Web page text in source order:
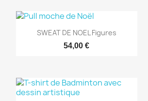
Aperçu rapide
SWEAT DE NOEL Figures
54,00 €